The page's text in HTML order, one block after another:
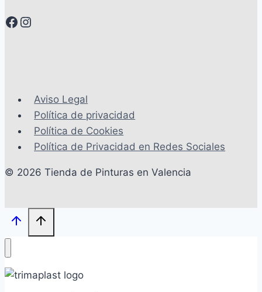
Facebook
Instagram
Aviso Legal
Política de privacidad
Política de Cookies
Política de Privacidad en Redes Sociales
© 2026 Tienda de Pinturas en Valencia